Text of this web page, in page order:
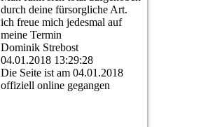
durch deine fürsorgliche Art.
ich freue mich jedesmal auf
meine Termin
Dominik Strebost
04.01.2018 13:29:28
Die Seite ist am 04.01.2018
offiziell online gegangen